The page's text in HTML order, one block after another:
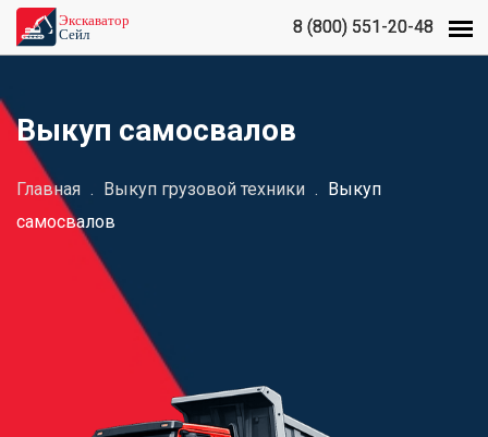
8 (800) 551-20-48
8 (800) 551-20-48
Выкуп самосвалов
Главная . Выкуп грузовой техники . Выкуп
самосвалов